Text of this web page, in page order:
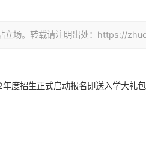
立场。转载请注明出处：https://
度招生正式启动报名即送入学大礼包